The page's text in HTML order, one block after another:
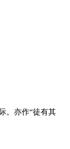
。亦作“徒有其